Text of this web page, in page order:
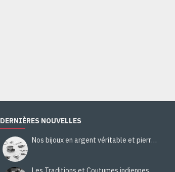
DERNIÈRES NOUVELLES
Nos bijoux en argent véritable et pierres naturelles